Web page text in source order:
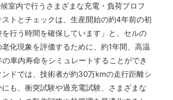
内で行うさまざまな充電・負荷プロフ
トとチェックは、生産開始の約4年前の初
行う時間を確保しています」と、セルの
化現象を評価するために、約1年間、高温
車内寿命をシミュレートすることができ
ドでは、技術者が約30万kmの走行距離シ
も、衝突試験や過充電試験、さまざまな